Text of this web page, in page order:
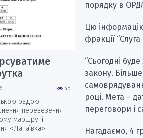
порядку в
Цю
фракції
“Сьогодні
закону.
році. Мета –
переговори і
Нагадаємо, 4
45
радою
перевезення
маршруті
«Лапаївка»